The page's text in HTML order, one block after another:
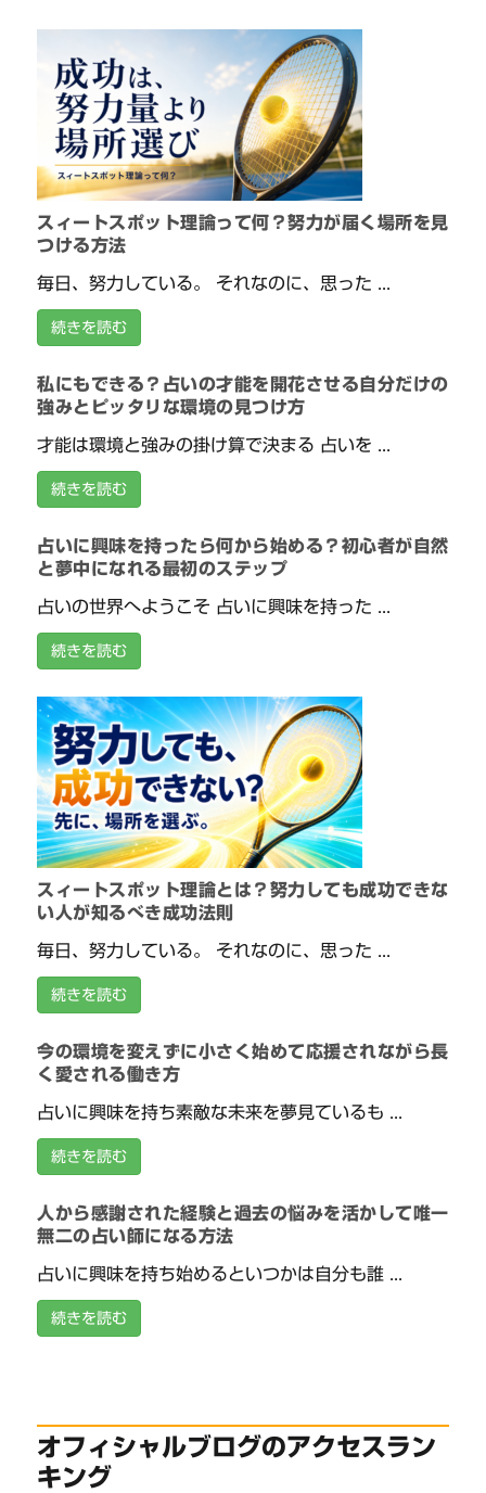
スィートスポット理論って何？努力が届く場所を見
つける方法
毎日、努力している。 それなのに、思った ...
続きを読む
私にもできる？占いの才能を開花させる自分だけの
強みとピッタリな環境の見つけ方
才能は環境と強みの掛け算で決まる 占いを ...
続きを読む
占いに興味を持ったら何から始める？初心者が自然
と夢中になれる最初のステップ
占いの世界へようこそ 占いに興味を持った ...
続きを読む
スィートスポット理論とは？努力しても成功できな
い人が知るべき成功法則
毎日、努力している。 それなのに、思った ...
続きを読む
今の環境を変えずに小さく始めて応援されながら長
く愛される働き方
占いに興味を持ち素敵な未来を夢見ているも ...
続きを読む
人から感謝された経験と過去の悩みを活かして唯一
無二の占い師になる方法
占いに興味を持ち始めるといつかは自分も誰 ...
続きを読む
オフィシャルブログのアクセスラン
キング